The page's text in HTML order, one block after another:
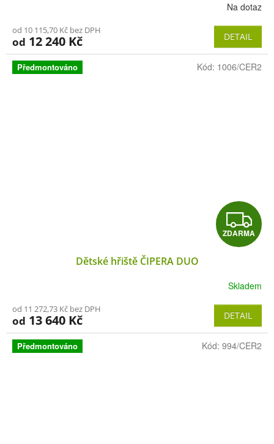
R
M
A
Na dotaz
od 10 115,70 Kč bez DPH
od 12 240 Kč DETAIL
Předmontováno
Z
D
R
M
A
ZDARMA
Dětské hřiště ČIPERA DUO
Skladem
od 11 272,73 Kč bez DPH
od 13 640 Kč DETAIL
Kód: 1006/CER2
Předmontováno Kód: 994/CER2